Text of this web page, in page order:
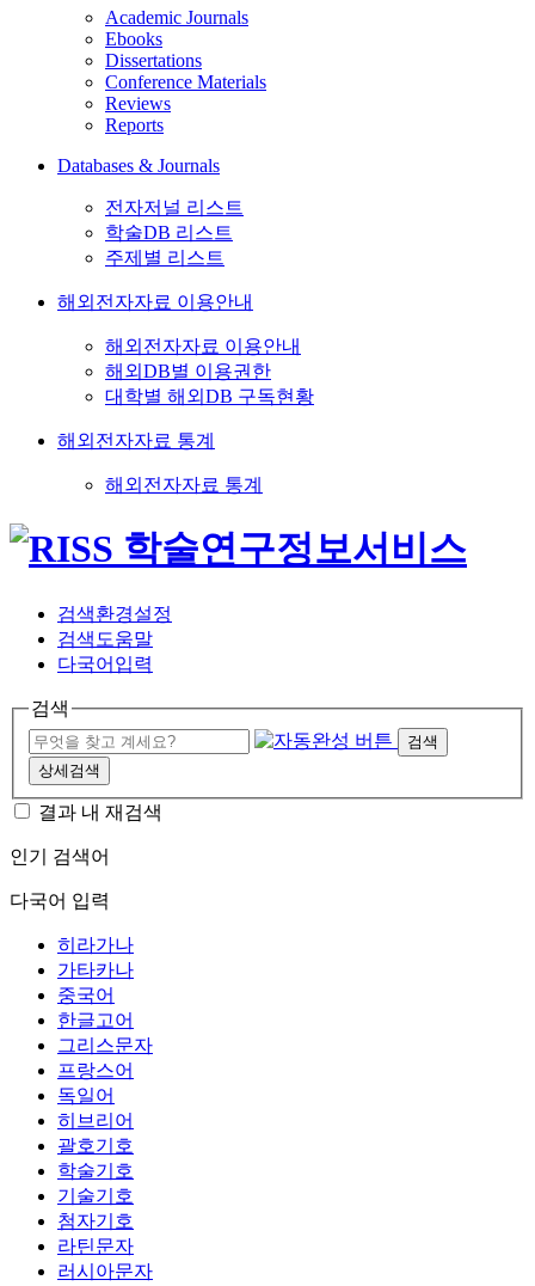
Academic Journals
Ebooks
Dissertations
Conference Materials
Reviews
Reports
Databases & Journals
전자저널 리스트
학술DB 리스트
주제별 리스트
해외전자자료 이용안내
해외전자자료 이용안내
해외DB별 이용권한
대학별 해외DB 구독현황
해외전자자료 통계
해외전자자료 통계
검색환경설정
검색도움말
다국어입력
검색
검색
상세검색
결과 내 재검색
인기 검색어
다국어 입력
히라가나
가타카나
중국어
한글고어
그리스문자
프랑스어
독일어
히브리어
괄호기호
학술기호
기술기호
첨자기호
라틴문자
러시아문자